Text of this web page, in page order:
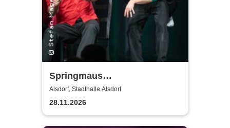
Springmaus
Improvisationstheater - Merry
Christmaus
Alsdorf, Stadthalle Alsdorf
28.11.2026